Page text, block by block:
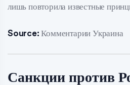
лишь повторила известные
Source: Комментарии Украина
Санкции против